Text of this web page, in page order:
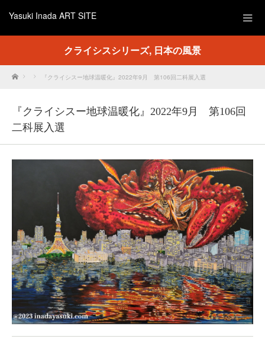
Yasuki Inada ART SITE
クライシスシリーズ, 日本の風景
Home 『クライシスー地球温暖化』2022年9月 第106回二科展入選
『クライシスー地球温暖化』2022年9月 第106回
二科展入選